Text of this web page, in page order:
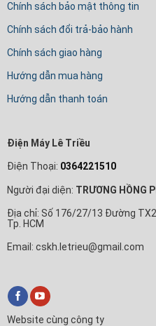
Chính sách bảo mật thông tin
Chính sách đổi trả-bảo hành
Chính sách giao hàng
Hướng dẫn mua hàng
Hướng dẫn thanh toán
Điện Máy Lê Triều
Điện Thoại: 0364221510
Người đại diện: TRƯƠNG HỒNG
Địa chỉ: Số 176/27/13 Đường
Tp. HCM
Email: cskh.letrieu@gmail.com
Website cùng công ty